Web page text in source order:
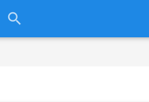
search